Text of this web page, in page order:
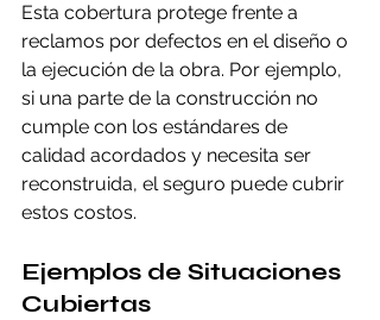
Esta cobertura protege frente a
reclamos por defectos en el diseño o
la ejecución de la obra. Por ejemplo,
si una parte de la construcción no
cumple con los estándares de
calidad acordados y necesita ser
reconstruida, el seguro puede cubrir
estos costos.
Ejemplos de Situaciones
Cubiertas